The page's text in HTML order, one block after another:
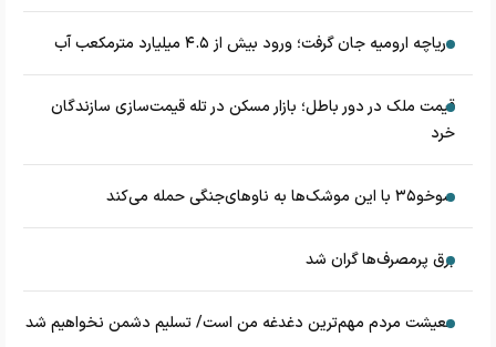
دریاچه ارومیه جان گرفت؛ ورود بیش از ۴.۵ میلیارد مترمکعب آب
قیمت ملک در دور باطل؛ بازار مسکن در تله قیمت‌سازی سازندگان
خرد
سوخو۳۵ با این موشک‌ها به ناوهای‌جنگی حمله می‌کند
برق پرمصرف‌ها گران شد
معیشت مردم مهم‌ترین دغدغه من است/ تسلیم دشمن نخواهیم شد